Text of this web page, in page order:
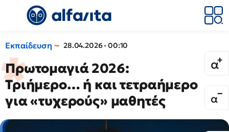
Εκπαίδευση 28.04.2026 - 00:10
Πρωτομαγιά 2026:
Τριήμερο… ή και τετραήμερο
για «τυχερούς» μαθητές